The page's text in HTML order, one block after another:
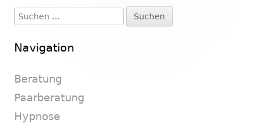
Seitenleiste
Suchen
nach:
Navigation
Beratung
Paarberatung
Hypnose